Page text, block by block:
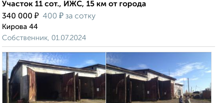
Участок 11 сот., ИЖС, 15 км от города
340 000 ₽ 400 ₽ за сотку
Кирова 44
Собственник, 01.07.2024